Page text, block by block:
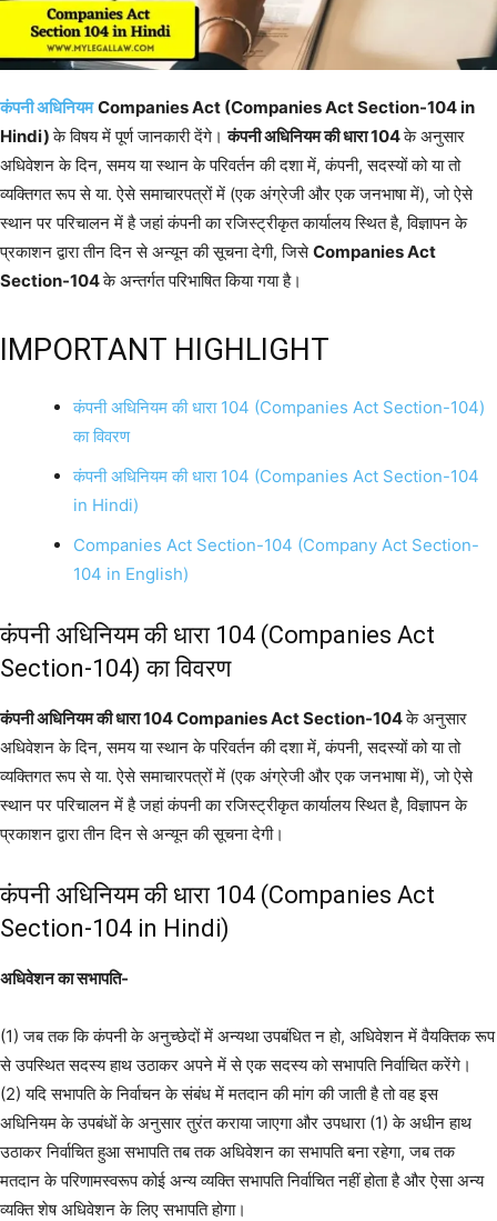
कंपनी अधिनियम Companies Act (Companies Act Section-104 in
Hindi)के विषय में पूर्ण जानकारी देंगे।कंपनी अधिनियम की धारा 104के अनुसार
अधिवेशन के दिन, समय या स्थान के परिवर्तन की दशा में, कंपनी, सदस्यों को या तो
व्यक्तिगत रूप से या. ऐसे समाचारपत्रों में (एक अंग्रेजी और एक जनभाषा में), जो ऐसे
स्थान पर परिचालन में है जहां कंपनी का रजिस्ट्रीकृत कार्यालय स्थित है, विज्ञापन के
प्रकाशन द्वारा तीन दिन से अन्यून की सूचना देगी, जिसेCompanies Act
Section-104के अन्तर्गत परिभाषित किया गया है।
IMPORTANT HIGHLIGHT
कंपनी अधिनियम की धारा 104 (Companies Act Section-104)
का विवरण
कंपनी अधिनियम की धारा 104 (Companies Act Section-104
in Hindi)
Companies Act Section-104 (Company Act Section-
104 in English)
कंपनी अधिनियम की धारा 104 (Companies Act
Section-104) का विवरण
कंपनी अधिनियम की धारा 104 Companies Act Section-104के अनुसार
अधिवेशन के दिन, समय या स्थान के परिवर्तन की दशा में, कंपनी, सदस्यों को या तो
व्यक्तिगत रूप से या. ऐसे समाचारपत्रों में (एक अंग्रेजी और एक जनभाषा में), जो ऐसे
स्थान पर परिचालन में है जहां कंपनी का रजिस्ट्रीकृत कार्यालय स्थित है, विज्ञापन के
प्रकाशन द्वारा तीन दिन से अन्यून की सूचना देगी।
कंपनी अधिनियम की धारा 104 (Companies Act
Section-104 in Hindi)
अधिवेशन का सभापति-
(1) जब तक कि कंपनी के अनुच्छेदों में अन्यथा उपबंधित न हो, अधिवेशन में वैयक्तिक रूप
से उपस्थित सदस्य हाथ उठाकर अपने में से एक सदस्य को सभापति निर्वाचित करेंगे।
(2) यदि सभापति के निर्वाचन के संबंध में मतदान की मांग की जाती है तो वह इस
अधिनियम के उपबंधों के अनुसार तुरंत कराया जाएगा और उपधारा (1) के अधीन हाथ
उठाकर निर्वाचित हुआ सभापति तब तक अधिवेशन का सभापति बना रहेगा, जब तक
मतदान के परिणामस्वरूप कोई अन्य व्यक्ति सभापति निर्वाचित नहीं होता है और ऐसा अन्य
व्यक्ति शेष अधिवेशन के लिए सभापति होगा।